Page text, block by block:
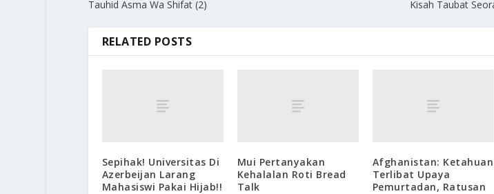
Tauhid Asma Wa Shifat (2) Kisah Taubat
RELATED POSTS
Sepihak! Universitas Di
Azerbeijan Larang
Mahasiswi Pakai Hijab!!
Mui Pertanyakan
Kehalalan Roti Bread
Talk
Afghanistan: Ketahuan
Terlibat Upaya
Pemurtadan, Ratusan